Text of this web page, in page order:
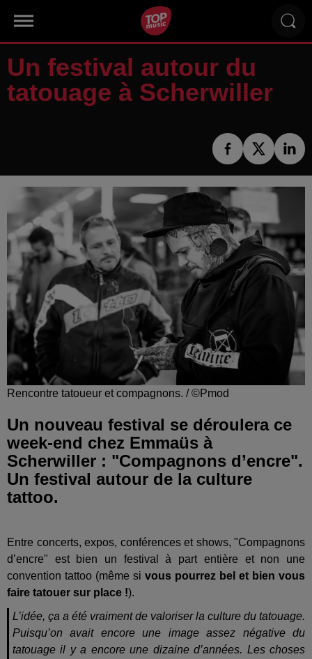
Un festival autour du
tatouage à Scherwiller
Rencontre tatoueur et compagnons. / ©Pmod
Un nouveau festival se déroulera ce
week-end chez Emmaüs à
Scherwiller : "Compagnons d’encre".
Un festival autour de la culture
tattoo.
Entre concerts, expos, conférences et shows, "Compagnons
d’encre" est bien un festival à part entière et non une
convention tattoo (même si vous pourrez bel et bien vous
faire tatouer sur place !).
L’idée, ça a été vraiment de valoriser la culture du tatouage.
Puisqu’on avait encore une image assez négative du
tatouage il y a encore une dizaine d’années. Les choses